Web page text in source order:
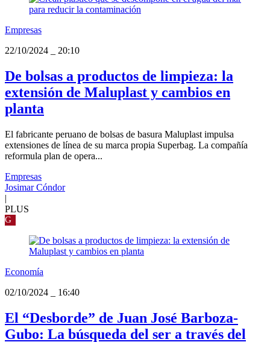
Empresas
22/10/2024
20:10
De bolsas a productos de limpieza: la
extensión de Maluplast y cambios en
planta
El fabricante peruano de bolsas de basura Maluplast impulsa
extensiones de línea de su marca propia Superbag. La compañía
reformula plan de opera...
Empresas
Josimar Cóndor
|
PLUS
G
Economía
02/10/2024
16:40
El “Desborde” de Juan José Barboza-
Gubo: La búsqueda del ser a través del